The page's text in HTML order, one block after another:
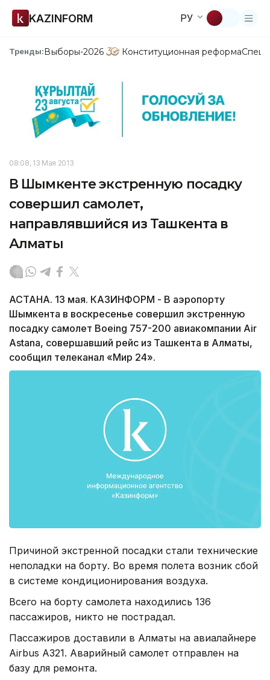
KAZINFORM РУ
Тренды:Выборы-2026 Конституционная реформа
08:08, 13 Мая 2013
В Шымкенте экстренную посадку
совершил самолет,
направлявшийся из Ташкента в
Алматы
АСТАНА. 13 мая. КАЗИНФОРМ - В аэропорту
Шымкента в воскресенье совершил экстренную
посадку самолет Boeing 757-200 авиакомпании Air
Astana, совершавший рейс из Ташкента в Алматы,
сообщил телеканал «Мир 24».
Причиной экстренной посадки стали технические
неполадки на борту. Во время полета возник сбой
в системе кондиционирования воздуха.
Всего на борту самолета находились 136
пассажиров, никто не пострадал.
Пассажиров доставили в Алматы на авиалайнере
Airbus A321. Аварийный самолет отправлен на
базу для ремонта.